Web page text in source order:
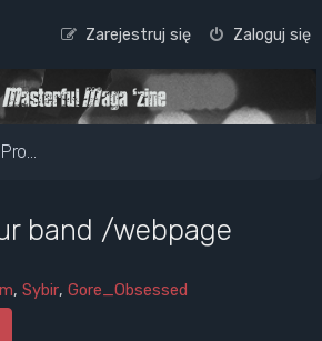
Zaloguj się
Zarejestruj się
Promote your band /webpage
band /webpage
, Sybir, Gore_Obsessed